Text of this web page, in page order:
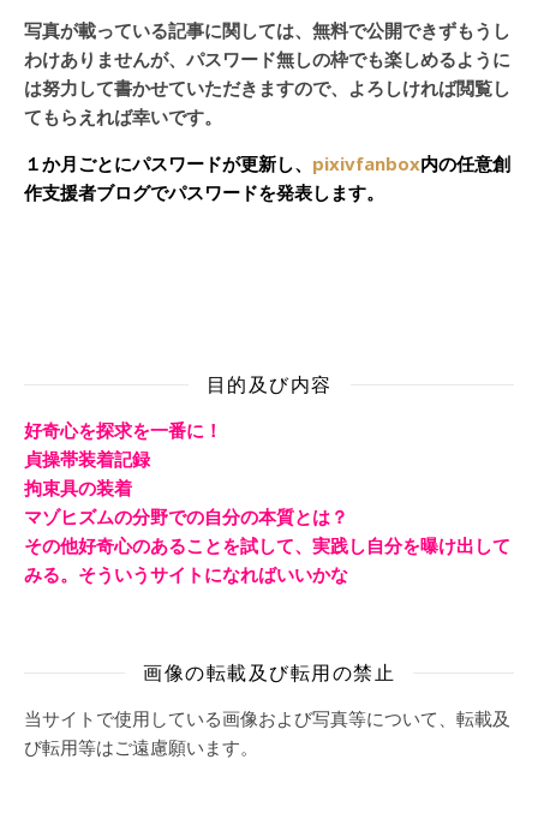
写真が載っている記事に関しては、無料で公開できずもうし
わけありませんが、パスワード無しの枠でも楽しめるように
は努力して書かせていただきますので、よろしければ閲覧し
てもらえれば幸いです。
１か月ごとにパスワードが更新し、 pixivfanbox内の任意創
作支援者ブログでパスワードを発表します。
目的及び内容
好奇心を探求を一番に！
貞操帯装着記録
拘束具の装着
マゾヒズムの分野での自分の本質とは？
その他好奇心のあることを試して、実践し自分を曝け出して
みる。そういうサイトになればいいかな
画像の転載及び転用の禁止
当サイトで使用している画像および写真等について、転載及
び転用等はご遠慮願います。